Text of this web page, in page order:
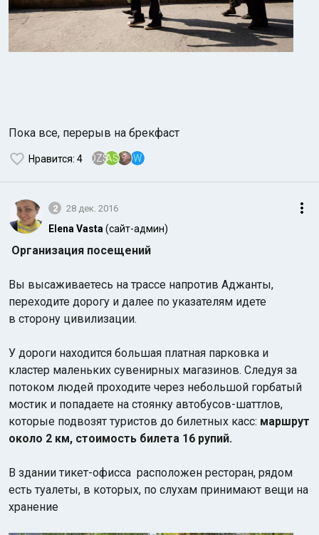
Пока все, перерыв на брекфаст
Нравится: 4 OZSAS W
2 28 дек. 2016
Elena Vasta (сайт-админ)
Организация посещений
Вы высаживаетесь на трассе напротив Аджанты,
переходите дорогу и далее по указателям идете
в сторону цивилизации.
У дороги находится большая платная парковка и
кластер маленьких сувенирных магазинов. Следуя за
потоком людей проходите через небольшой горбатый
мостик и попадаете на стоянку автобусов-шаттлов,
которые подвозят туристов до билетных касс: маршрут
около 2 км, стоимость билета 16 рупий.
В здании тикет-офисса расположен ресторан, рядом
есть туалеты, в которых, по слухам принимают вещи на
хранение